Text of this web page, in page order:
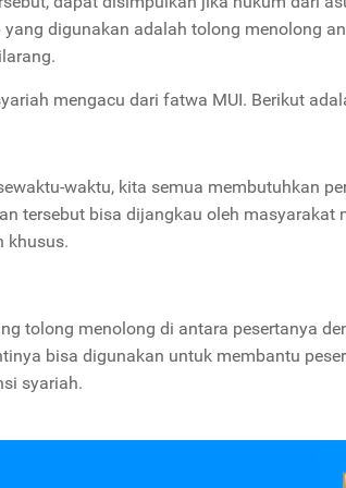
digunakan adalah tolong menolong
mengacu dari fatwa MUI. Berikut
waktu, kita semua membutuhkan
tersebut bisa dijangkau oleh masyarakat
khusus.
tolong menolong di antara pesertanya
bisa digunakan untuk membantu
syariah.